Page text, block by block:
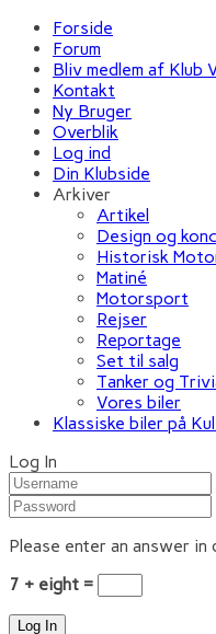
Forside
Forum
Bliv medlem af Klub
Kontakt
Ny Bruger
Overblik
Log ind
Din Klubside
Arkiver
Artikel
Design og
Historisk
Matiné
Motorsport
Rejser
Reportage
Set til salg
Tanker og
Vores biler
Klassiske biler på
Log In
Please enter an answer in
7 + eight =